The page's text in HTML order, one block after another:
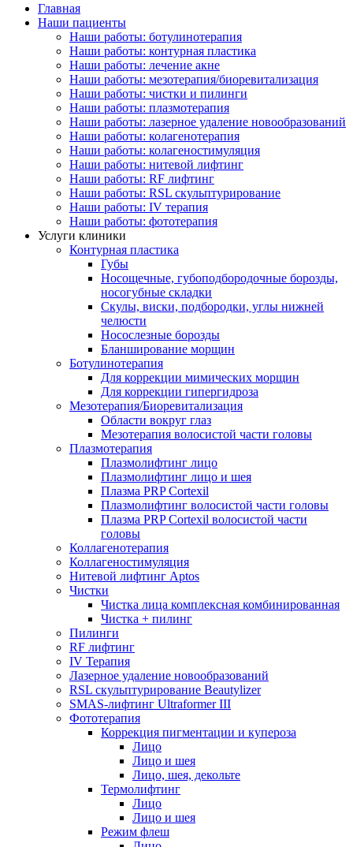
Главная
Наши пациенты
Наши работы: ботулинотерапия
Наши работы: контурная пластика
Наши работы: лечение акне
Наши работы: мезотерапия/биоревитализация
Наши работы: чистки и пилинги
Наши работы: плазмотерапия
Наши работы: лазерное удаление новообразований
Наши работы: колагенотерапия
Наши работы: колагеностимуляция
Наши работы: нитевой лифтинг
Наши работы: RF лифтинг
Наши работы: RSL скульптурирование
Наши работы: IV терапия
Наши работы: фототерапия
Услуги клиники
Контурная пластика
Губы
Носощечные, губоподбородочные борозды,
носогубные складки
Скулы, виски, подбородки, углы нижней
челюсти
Носослезные борозды
Бланширование морщин
Ботулинотерапия
Для коррекции мимических морщин
Для коррекции гипергидроза
Мезотерапия/Биоревитализация
Области вокруг глаз
Мезотерапия волосистой части головы
Плазмотерапия
Плазмолифтинг лицо
Плазмолифтинг лицо и шея
Плазма PRP Cortexil
Плазмолифтинг волосистой части головы
Плазма PRP Cortexil волосистой части
головы
Коллагенотерапия
Коллагеностимуляция
Нитевой лифтинг Aptos
Чистки
Чистка лица комплексная комбинированная
Чистка + пилинг
Пилинги
RF лифтинг
IV Терапия
Лазерное удаление новообразований
RSL скульптурирование Beautylizer
SMAS-лифтинг Ultraformer III
Фототерапия
Коррекция пигментации и купероза
Лицо
Лицо и шея
Лицо, шея, декольте
Термолифтинг
Лицо
Лицо и шея
Режим флеш